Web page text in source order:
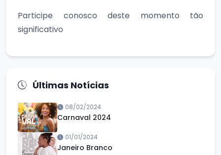
Participe conosco deste momento tão
significativo
Últimas Notícias
08/02/2024
Carnaval 2024
01/01/2024
Janeiro Branco